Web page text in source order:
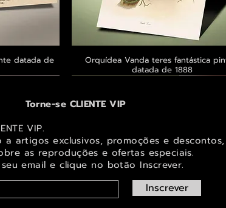
datada de
Visualização rápida
Orquídea Vanda teres fantástica
datada de 1888
Torne-se CLIENTE VIP
VIP.
a artigos exclusivos, promoções e
e as reproduções e ofertas especiais.
email e clique no botão Inscrever.
Inscrever